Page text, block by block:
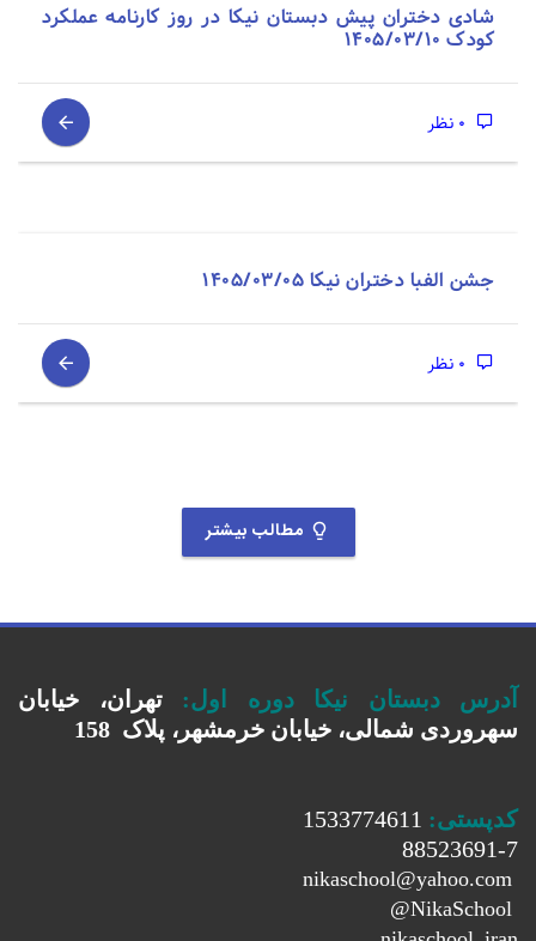
شادی دختران پیش دبستان نیکا در روز کارنامه عملکرد
کودک 1405/03/10
جشن الفبا دختران نیکا 1405/03/05
مطالب بیشتر
آدرس دبستان نیکا دوره اول:
تهران، خیابان
سهروردی شمالی، خیابان خرمشهر، پلاک 158
کدپستی:
88523691-7
nikaschool@yahoo.com
NikaSchool
@